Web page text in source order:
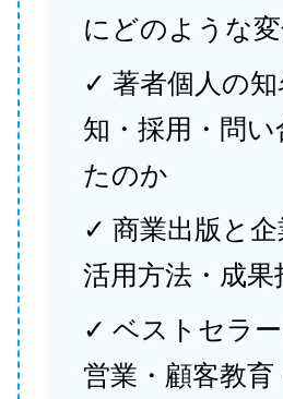
にどのような
✓ 著者個人の
知・採用・問
たのか
✓ 商業出版と
活用方法・成
✓ ベストセラ
営業・顧客教